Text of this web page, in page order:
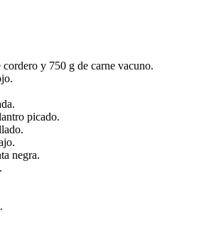
cordero y 750 g de carne vacuno.
picado.
negra.